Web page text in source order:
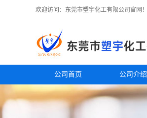
欢迎访问：东莞市塑宇化工有限公司官网！
公司首页 公司介绍